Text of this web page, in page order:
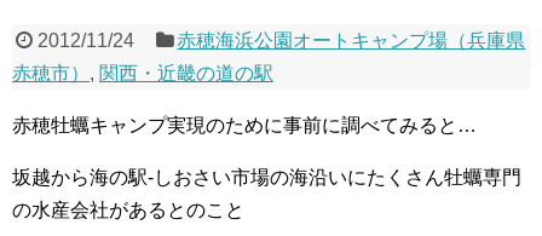
2012/11/24
赤穂海浜公園オートキャンプ場（兵庫県
赤穂市） , 関西・近畿の道の駅
赤穂牡蠣キャンプ実現のために事前に調べてみると…
坂越から海の駅‐しおさい市場の海沿いにたくさん牡蠣専門
の水産会社があるとのこと